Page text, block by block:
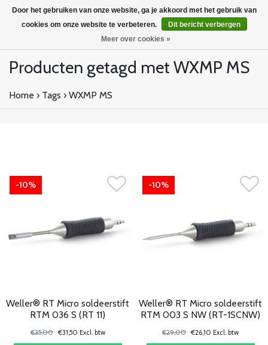
Producten getagd met WXMP MS
Home › Tags › WXMP MS
-10%
Weller® RT Micro soldeerstift
RTM 036 S (RT 11)
€35,00 €31,50 Excl. btw
-10%
Weller® RT Micro soldeerstift
RTM 003 S NW (RT-1SCNW)
€29,00 €26,10 Excl. btw
Door het gebruiken van onze website, ga je akkoord met het gebruik van
cookies om onze website te verbeteren.
Dit bericht verbergen
Meer over cookies »